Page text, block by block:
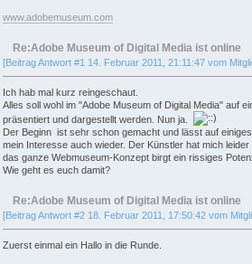
www.adobemuseum.com
Re:Adobe Museum of Digital Media ist online
[Beitrag Antwort #1 14. Februar 2011, 21:11:47 vom
Ich hab mal kurz reingeschaut.
Alles soll wohl im "Adobe Museum of Digital Media" auf
präsentiert und dargestellt werden. Nun ja.
Der Beginn ist sehr schon gemacht und lässt auf
mein Interesse auch wieder. Der Künstler hat mich
das ganze Webmuseum-Konzept birgt ein rissiges
Wie geht es euch damit?
Re:Adobe Museum of Digital Media ist online
[Beitrag Antwort #2 18. Februar 2011, 17:50:42 vom
Zuerst einmal ein Hallo in die Runde.